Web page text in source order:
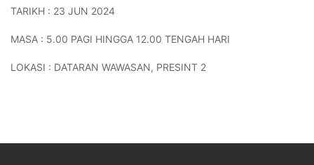
TARIKH : 23 JUN 2024
MASA : 5.00 PAGI HINGGA 12.00 TENGAH HARI
LOKASI : DATARAN WAWASAN, PRESINT 2